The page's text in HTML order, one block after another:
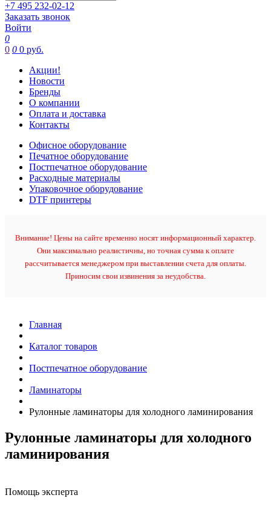
+7 495 232-02-12
Заказать звонок
Войти
0
0 0 0 руб.
Акции!
Новости
Бренды
О компании
Оплата и доставка
Контакты
Офисное оборудование
Печатное оборудование
Постпечатное оборудование
Расходные материалы
Упаковочное оборудование
DTF принтеры
Внимание! Цены на сайте временно носят информационный характер.
Они максимально реалистичны, но точная сумма к оплате
рассчитывается менеджером при выставлении счета для оплаты.
Приносим свои извинения за неудобства.
Главная
Каталог товаров
Постпечатное оборудование
Ламинаторы
Рулонные ламинаторы для холодного ламинирования
Рулонные ламинаторы для холодного
ламинирования
Помощь эксперта